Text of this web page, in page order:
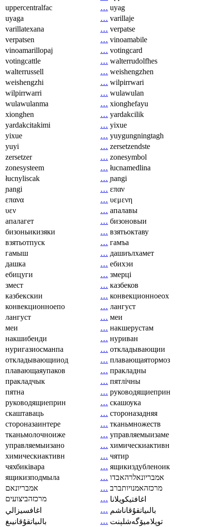
uppercentralfac
… uyag
uyaga
… varillaje
varillatexana
… verpatse
verpatsen
… vinoamabile
vinoamarillopaj
… votingcard
votingcattle
… walterrudolfhes
walterrussell
… weishengzhen
weishengzhi
… wilpirrwari
wilpirrwarri
… wulawulan
wulawulanma
… xionghefayu
xionghen
… yardakcilik
yardakcitakimi
… yixue
yixue
… yuygungningtagh
yuyi
… zersetzendste
zersetzer
… zonesymbol
zonesysteem
… łucnamedlina
łucnyliscak
… ɲangi
ɲangi
… επαν
επανα
… υεμενη
υεν
… апалавы
апалагет
… бизоновыи
бизоньикизяки
… взятьоктаву
взятьотпуск
… гамъа
гамыш
… дашиълхамет
дашка
… ебихэи
ебицуги
… змерці
змест
… казбеков
казбекскии
… конвекционноеох
конвекционноепо
… лангуст
лангуст
… меи
меи
… накшерустам
накшибенди
… нуриван
нуригазиосманпа
… откладывающии
откладывающииод
… плавающаятормоз
плавающаяупаков
… пракладны
пракладчык
… пятлічны
пятна
… руководящиеприн
руководящиеприн
… скашоука
скаштаваць
… стороназадняя
стороназаинтере
… тканьмножеств
тканьмолочноиже
… управляемыизаме
управляемыизано
… химическиактивн
химическиактивн
… чятир
чяхбиківара
… ящикиздубленоик
ящикизподмыла
… אמבריונאלרהאבדו
אמבריונאם
… מרכזהאמנויותברב
מרכזהביצועים
… اغافتيكويلانا
اغافسيزالي
… بالىياتقۇقاناشم
بالىياتقۇقانيىغ
… توپلاميۆگەشلېنت